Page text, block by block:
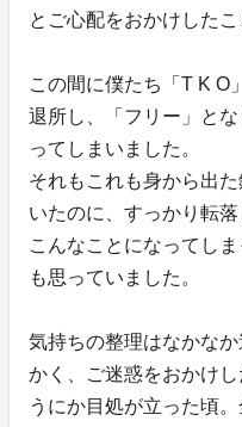
とご心配をおかけした
この間に僕たち「T K O
退所し、「フリー」と
ってしまいました。
それもこれも身から出
いたのに、すっかり転
こんなことになってし
も思っていました。
気持ちの整理はなかな
かく、ご迷惑をおかけ
うにか目処が立った頃